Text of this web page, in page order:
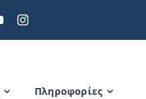
Πληροφορίες